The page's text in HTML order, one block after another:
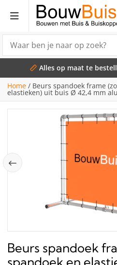
Alles op maat te
Home / Beurs spandoek frame
elastieken) uit buis Ø 42,4 mm
Beurs spandoek